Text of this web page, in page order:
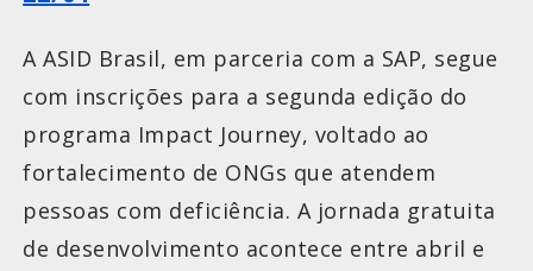
A ASID Brasil, em parceria com a SAP, segue
com inscrições para a segunda edição do
programa Impact Journey, voltado ao
fortalecimento de ONGs que atendem
pessoas com deficiência. A jornada gratuita
de desenvolvimento acontece entre abril e